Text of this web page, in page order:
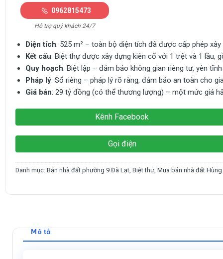
0962815473
Hỗ trợ quý khách 24/7
Diện tích: 525 m² – toàn bộ diện tích đã được cấp phép
Kết cấu: Biệt thự được xây dựng kiên cố với 1 trệt và 1 lầu,
Quy hoạch: Biệt lập – đảm bảo không gian riêng tư, yên
Pháp lý: Sổ riêng – pháp lý rõ ràng, đảm bảo an toàn cho
Giá bán: 29 tỷ đồng (có thể thương lượng) – một mức giá
Kênh Facebook
Gọi điện
Danh mục:Bán nhà đất phường 9 Đà Lạt ,Biệt thự ,Mua bán nhà đất
Mô tả